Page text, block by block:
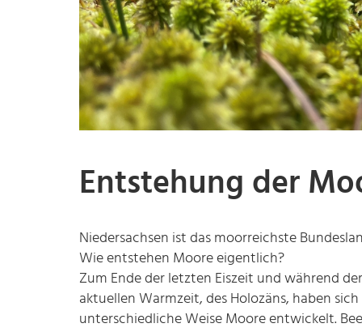
Entstehung der
Niedersachsen ist das moorreichste
Wie entstehen Moore eigentlich?
Zum Ende der letzten Eiszeit und während
aktuellen Warmzeit, des Holozäns, haben
unterschiedliche Weise Moore entwickelt.